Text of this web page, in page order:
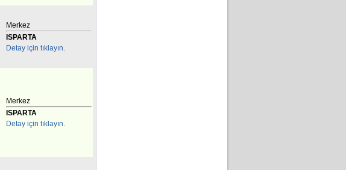
Merkez
ISPARTA
Detay için tıklayın.
Merkez
ISPARTA
Detay için tıklayın.